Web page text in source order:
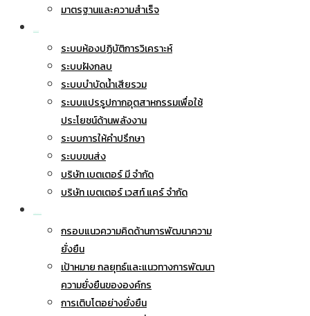
มาตรฐานและความสำเร็จ
ระบบห้องปฏิบัติการวิเคราะห์
ระบบฝังกลบ
ระบบบำบัดน้ำเสียรวม
ระบบแปรรูปกากอุตสาหกรรมเพื่อใช้
ประโยชน์ด้านพลังงาน
ระบบการให้คำปรึกษา
ระบบขนส่ง
บริษัท เบตเตอร์ มี จำกัด
บริษัท เบตเตอร์ เวสท์ แคร์ จำกัด
กรอบแนวความคิดด้านการพัฒนาความ
ยั่งยืน
เป้าหมาย กลยุทธ์และแนวทางการพัฒนา
ความยั่งยืนขององค์กร
การเติบโตอย่างยั่งยืน